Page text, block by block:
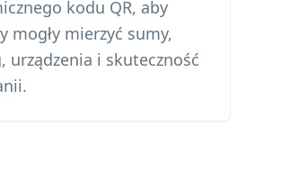
kodu QR, aby
mogły mierzyć sumy,
urządzenia i skuteczność